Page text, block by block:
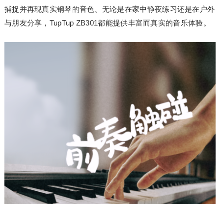
捕捉并再现真实钢琴的音色。无论是在家中静夜练习还是在户外
与朋友分享，TupTup ZB301都能提供丰富而真实的音乐体验。